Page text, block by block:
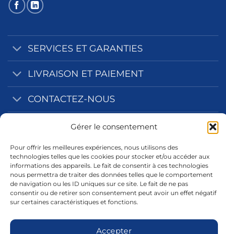
Gérer le consentement
Pour offrir les meilleures expériences, nous utilisons des
technologies telles que les cookies pour stocker et/ou accéder aux
informations des appareils. Le fait de consentir à ces technologies
nous permettra de traiter des données telles que le comportement
de navigation ou les ID uniques sur ce site. Le fait de ne pas
consentir ou de retirer son consentement peut avoir un effet négatif
sur certaines caractéristiques et fonctions.
Accepter
SERVICES ET GARANTIES
LIVRAISON ET PAIEMENT
CONTACTEZ-NOUS
NOS ZONES D'INTERVENTION
INFORMATIONS LEGALES